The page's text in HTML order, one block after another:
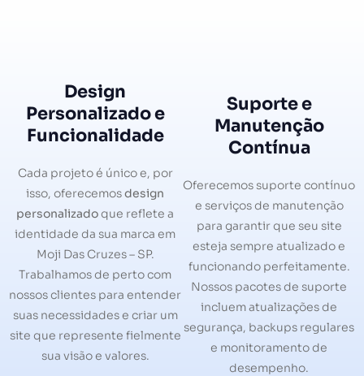
Design
Personalizado e
Funcionalidade
Cada projeto é único e, por
isso, oferecemosdesign
personalizadoque reflete a
identidade da sua marca em
Moji Das Cruzes – SP.
Trabalhamos de perto com
nossos clientes para entender
suas necessidades e criar um
site que represente fielmente
sua visão e valores.
Suporte e
Manutenção
Contínua
Oferecemos suporte contínuo
e serviços de manutenção
para garantir que seu site
esteja sempre atualizado e
funcionando perfeitamente.
Nossos pacotes de suporte
incluem atualizações de
segurança, backups regulares
e monitoramento de
desempenho.